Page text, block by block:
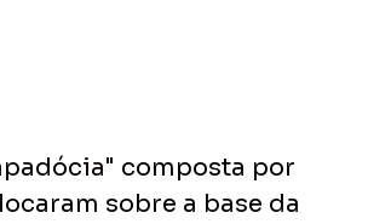
composta por
sobre a base da